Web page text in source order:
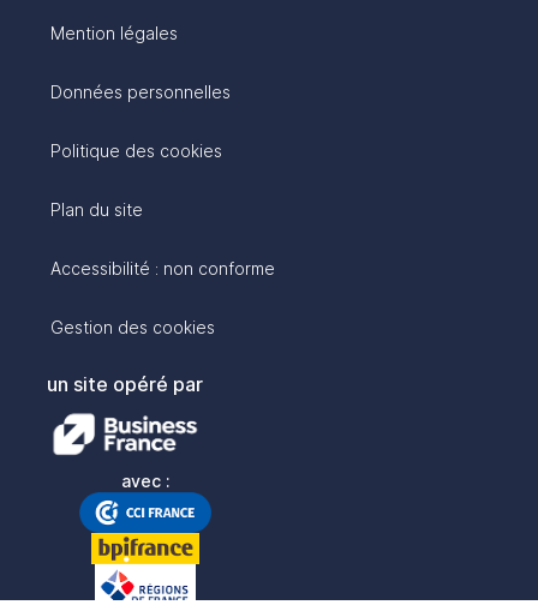
Mention légales
Données personnelles
Politique des cookies
Plan du site
Accessibilité : non conforme
Gestion des cookies
un site opéré par
avec :